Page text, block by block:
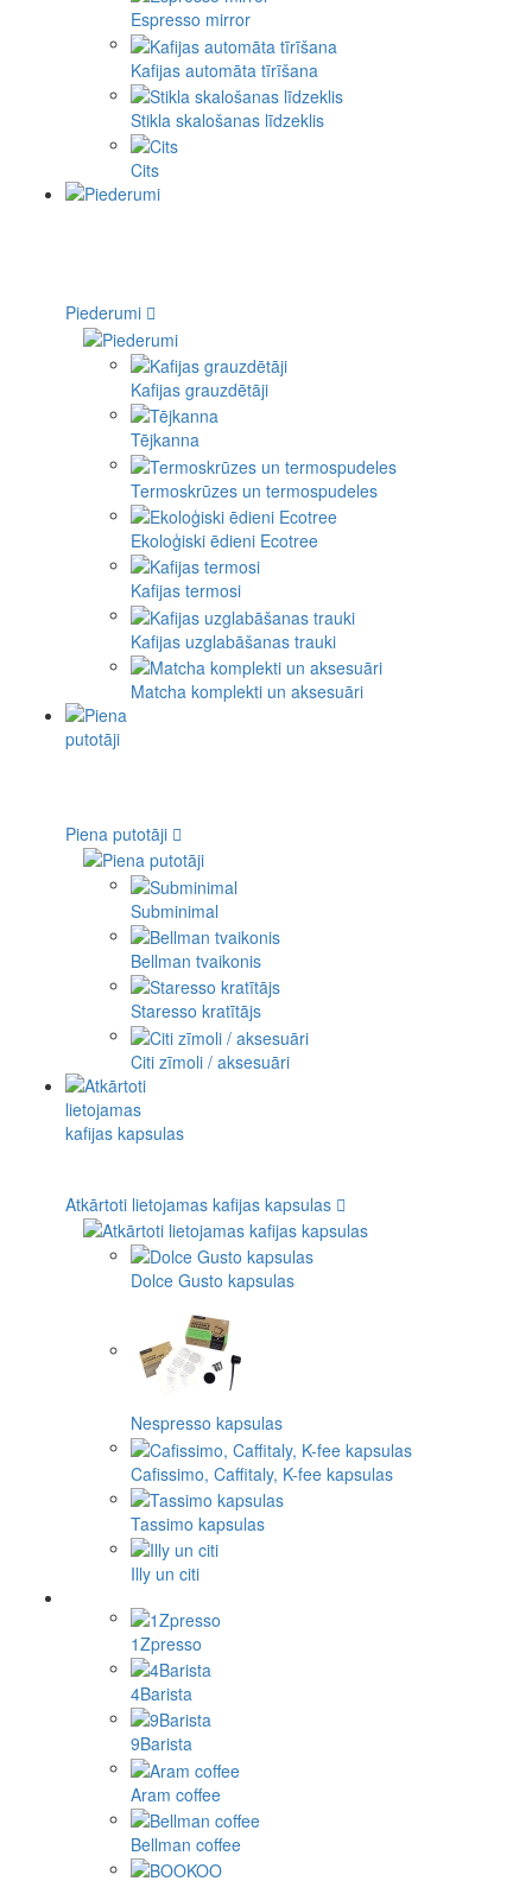
Espresso mirror
Kafijas automāta tīrīšana
Stikla skalošanas līdzeklis
Cits
Piederumi
Kafijas grauzdētāji
Tējkanna
Termoskrūzes un termospudeles
Ekoloģiski ēdieni Ecotree
Kafijas termosi
Kafijas uzglabāšanas trauki
Matcha komplekti un aksesuāri
Piena putotāji
Subminimal
Bellman tvaikonis
Staresso kratītājs
Citi zīmoli / aksesuāri
Atkārtoti lietojamas kafijas kapsulas
Dolce Gusto kapsulas
Nespresso kapsulas
Cafissimo, Caffitaly, K-fee kapsulas
Tassimo kapsulas
Illy un citi
1Zpresso
4Barista
9Barista
Aram coffee
Bellman coffee